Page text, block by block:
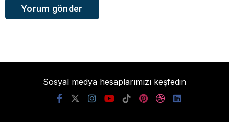
Sosyal medya hesaplarımızı keşfedin